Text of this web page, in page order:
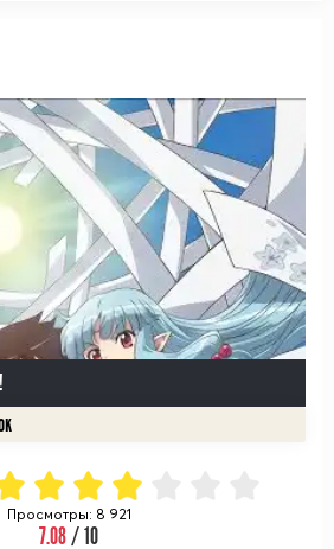
Просмотры: 8 921
7.08/ 10